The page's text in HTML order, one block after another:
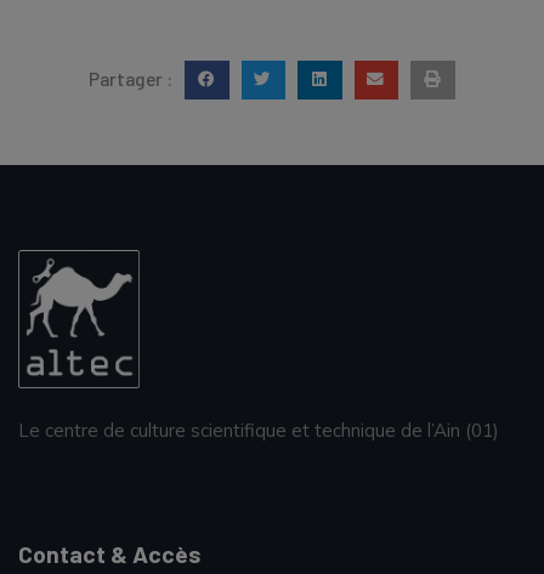
Partager :
Le centre de culture scientifique et technique de l’Ain (01)
Contact & Accès